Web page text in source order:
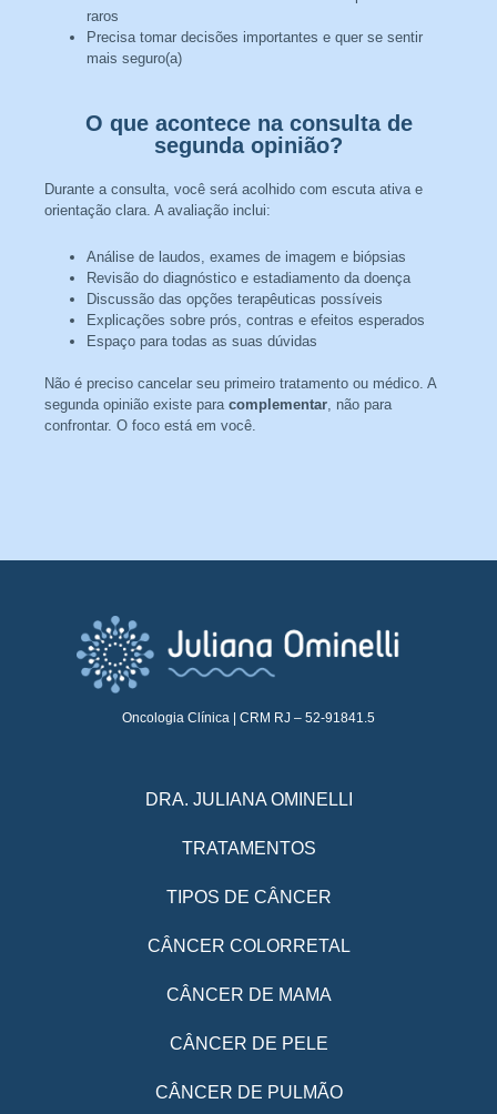
raros
Precisa tomar decisões importantes e quer se sentir
mais seguro(a)
O que acontece na consulta de
segunda opinião?
Durante a consulta, você será acolhido com escuta ativa e
orientação clara. A avaliação inclui:
Análise de laudos, exames de imagem e biópsias
Revisão do diagnóstico e estadiamento da doença
Discussão das opções terapêuticas possíveis
Explicações sobre prós, contras e efeitos esperados
Espaço para todas as suas dúvidas
Não é preciso cancelar seu primeiro tratamento ou médico. A
segunda opinião existe para complementar , não para
confrontar. O foco está em você.
Oncologia Clínica | CRM RJ – 52-91841.5
DRA. JULIANA OMINELLI
TRATAMENTOS
TIPOS DE CÂNCER
CÂNCER COLORRETAL
CÂNCER DE MAMA
CÂNCER DE PELE
CÂNCER DE PULMÃO